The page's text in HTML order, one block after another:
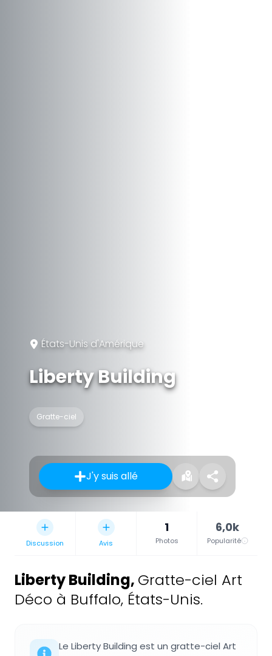
États-Unis d'Amérique
Liberty Building
Gratte-ciel
J'y suis allé
Discussion Avis
1
Photos
6,0k
Popularité
Liberty Building, Gratte-ciel Art
Déco à Buffalo, États-Unis.
Le Liberty Building est un gratte-ciel Art